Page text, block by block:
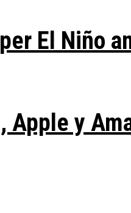
El Niño
y